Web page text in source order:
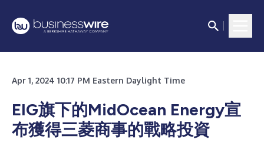
Apr 1, 2024 10:17 PM Eastern Daylight Time
EIG旗下的MidOcean Energy宣
布獲得三菱商事的戰略投資